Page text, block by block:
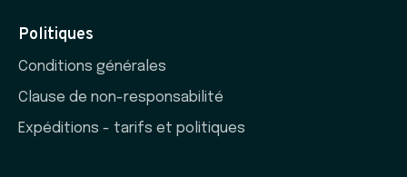
Politiques
Conditions générales
Clause de non-responsabilité
Expéditions - tarifs et politiques